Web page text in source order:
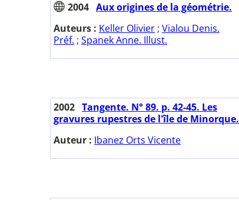
2004 Aux origines de la géométrie.
Auteurs : Keller Olivier ; Vialou Denis.
Préf. ; Spanek Anne. Illust.
2002 Tangente. N° 89. p. 42-45. Les
gravures rupestres de l'île de Minorque.
Auteur : Ibanez Orts Vicente